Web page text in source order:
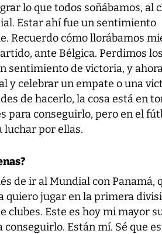
lo que todos soñábamos, al
Estar ahí fue un sentimiento
Recuerdo cómo llorábamos
ante Bélgica. Perdimos
sentimiento de victoria, y
y celebrar un empate o una
de hacerlo, la cosa está en
para conseguirlo, pero en el
luchar por ellas.
de ir al Mundial con Panamá,
quiero jugar en la primera
clubes. Este es hoy mi mayor
Están mí. Sé que